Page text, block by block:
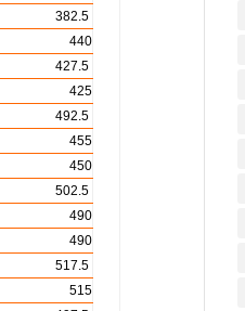
382.5
440
427.5
425
492.5
455
450
502.5
490
490
517.5
515